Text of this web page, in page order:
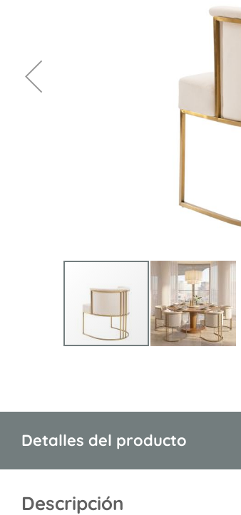
de
galería
imágenes
Detalles del producto
Descripción